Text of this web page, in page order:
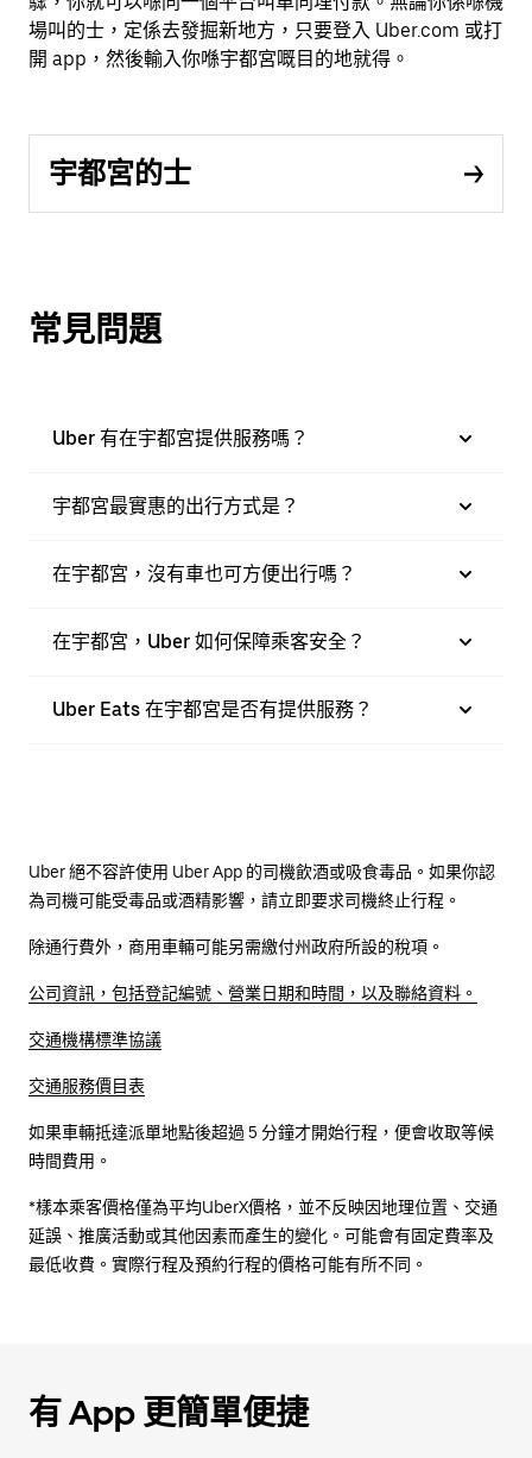
場叫的士，定係去發掘新地方，只要登入 Uber.com 或打
開 app，然後輸入你喺宇都宮嘅目的地就得。
宇都宮的士
常見問題
Uber 有在宇都宮提供服務嗎？
宇都宮最實惠的出行方式是？
在宇都宮，沒有車也可方便出行嗎？
在宇都宮，Uber 如何保障乘客安全？
Uber Eats 在宇都宮是否有提供服務？
Uber 絕不容許使用 Uber App 的司機飲酒或吸食毒品。如果你認
為司機可能受毒品或酒精影響，請立即要求司機終止行程。
除通行費外，商用車輛可能另需繳付州政府所設的稅項。
公司資訊，包括登記編號、營業日期和時間，以及聯絡資料。
交通機構標準協議
交通服務價目表
如果車輛抵達派單地點後超過 5 分鐘才開始行程，便會收取等候
時間費用。
*樣本乘客價格僅為平均UberX價格，並不反映因地理位置、交通
延誤、推廣活動或其他因素而產生的變化。可能會有固定費率及
最低收費。實際行程及預約行程的價格可能有所不同。
有 App 更簡單便捷